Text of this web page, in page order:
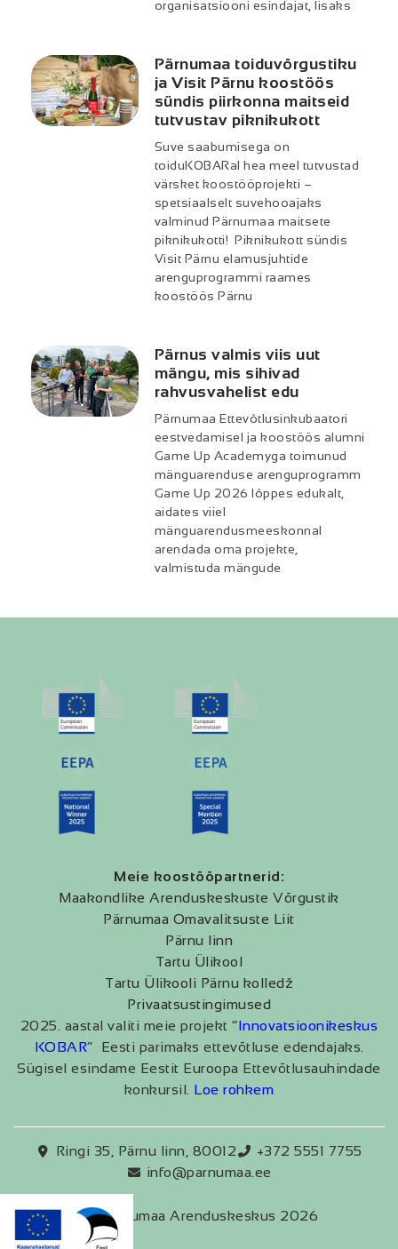
organisatsiooni esindajat, lisaks
Pärnumaa toiduvõrgustiku
ja Visit Pärnu koostöös
sündis piirkonna maitseid
tutvustav piknikukott
Suve saabumisega on
toiduKOBARal hea meel tutvustad
värsket koostööprojekti –
spetsiaalselt suvehooajaks
valminud Pärnumaa maitsete
piknikukotti! Piknikukott sündis
Visit Pärnu elamusjuhtide
arenguprogrammi raames
koostöös Pärnu
Pärnus valmis viis uut
mängu, mis sihivad
rahvusvahelist edu
Pärnumaa Ettevõtlusinkubaatori
eestvedamisel ja koostöös alumni
Game Up Academyga toimunud
mänguarenduse arenguprogramm
Game Up 2026 lõppes edukalt,
aidates viiel
mänguarendusmeeskonnal
arendada oma projekte,
valmistuda mängude
Meie koostööpartnerid:
Maakondlike Arenduskeskuste Võrgustik
Pärnumaa Omavalitsuste Liit
Pärnu linn
Tartu Ülikool
Tartu Ülikooli Pärnu kolledž
Privaatsustingimused
2025. aastal valiti meie projekt “Innovatsioonikeskus
KOBAR” Eesti parimaks ettevõtluse edendajaks.
Sügisel esindame Eestit Euroopa Ettevõtlusauhindade
konkursil. Loe rohkem
Ringi 35, Pärnu linn, 80012
+372 5551 7755
info@parnumaa.ee
Pärnumaa Arenduskeskus 2026